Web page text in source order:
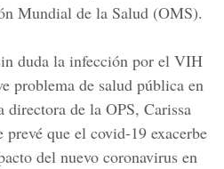
Mundial de la Salud (OMS).
duda la infección por el VIH
problema de salud pública en
de la OPS, Carissa
que el covid-19 exacerbe
del nuevo coronavirus en